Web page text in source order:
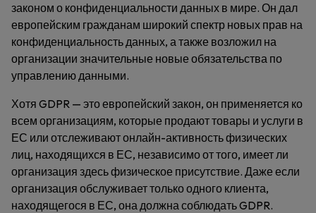
законом о конфиденциальности данных в мире. Он дал
европейским гражданам широкий спектр новых прав на
конфиденциальность данных, а также возложил на
организации значительные новые обязательства по
управлению данными.
Хотя GDPR — это европейский закон, он применяется ко
всем организациям, которые продают товары и услуги в
ЕС или отслеживают онлайн-активность физических
лиц, находящихся в ЕС, независимо от того, имеет ли
организация здесь физическое присутствие. Даже если
организация обслуживает только одного клиента,
находящегося в ЕС, она должна соблюдать GDPR.